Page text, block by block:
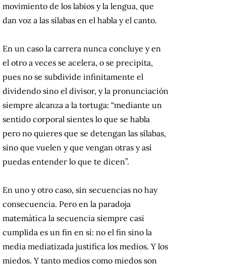
movimiento de los labios y la lengua, que
dan voz a las sílabas en el habla y el canto.
En un caso la carrera nunca concluye y en
el otro a veces se acelera, o se precipita,
pues no se subdivide infinitamente el
dividendo sino el divisor, y la pronunciación
siempre alcanza a la tortuga: “mediante un
sentido corporal sientes lo que se habla
pero no quieres que se detengan las sílabas,
sino que vuelen y que vengan otras y así
puedas entender lo que te dicen”.
En uno y otro caso, sin secuencias no hay
consecuencia. Pero en la paradoja
matemática la secuencia siempre casi
cumplida es un fin en sí: no el fin sino la
media mediatizada justifica los medios. Y los
miedos. Y tanto medios como miedos son